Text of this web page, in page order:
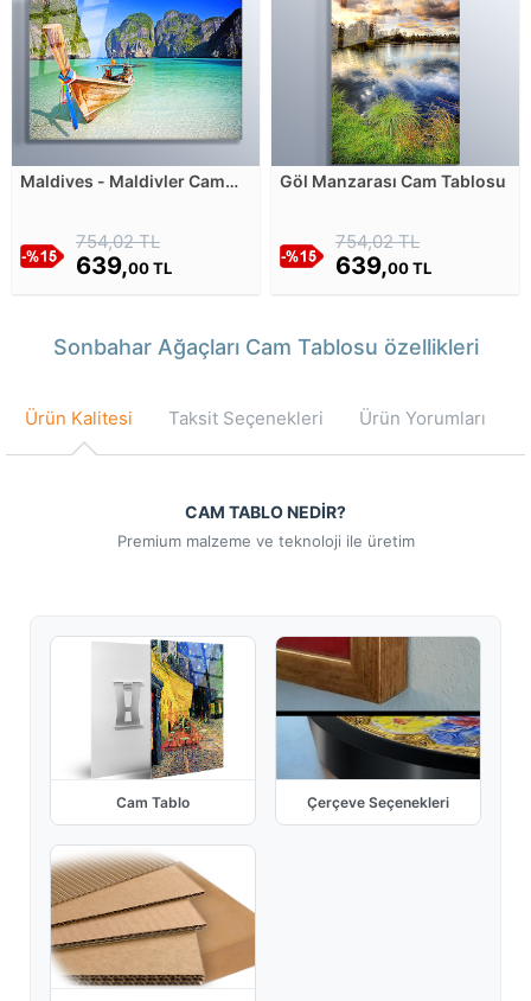
Maldives - Maldivler Cam
754,02 TL
639,00 TL
Göl Manzarası Cam Tablosu
754,02 TL
639,00 TL
Sonbahar Ağaçları Cam Tablosu özellikleri
Ürün Kalitesi Taksit Seçenekleri Ürün Yorumları
CAM TABLO NEDİR?
Premium malzeme ve teknoloji ile üretim
Cam Tablo Çerçeve Seçenekleri